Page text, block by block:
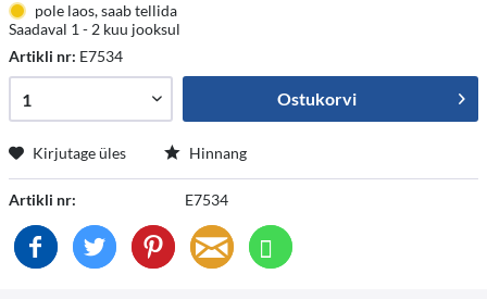
pole laos, saab tellida
Saadaval 1 - 2 kuu jooksul
Artikli nr: E7534
Ostukorvi
Kirjutage üles Hinnang
Artikli nr: E7534